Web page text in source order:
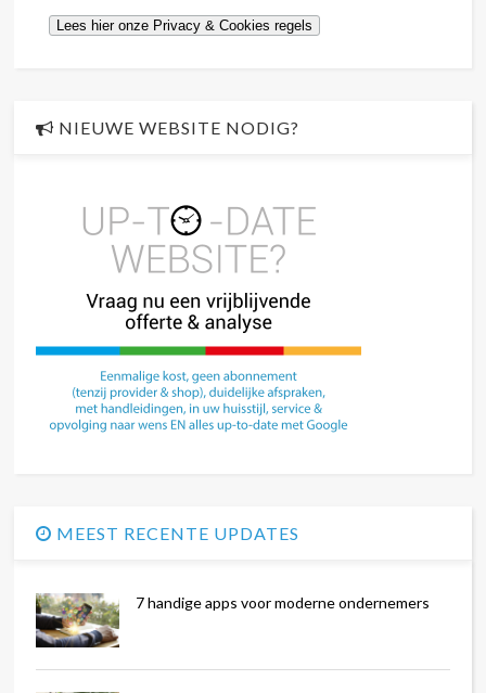
NIEUWE WEBSITE NODIG?
MEEST RECENTE UPDATES
7 handige apps voor moderne ondernemers